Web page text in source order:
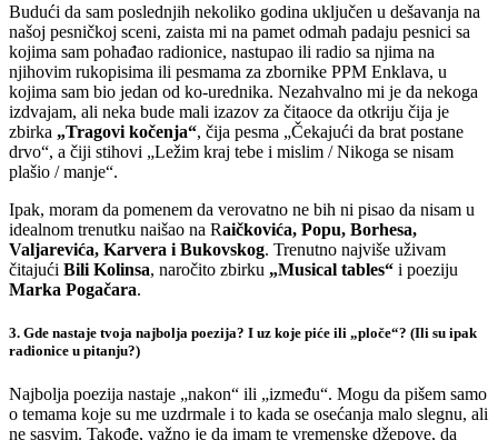
Budući da sam poslednjih nekoliko godina uključen u dešavanja na
našoj pesničkoj sceni, zaista mi na pamet odmah padaju pesnici sa
kojima sam pohađao radionice, nastupao ili radio sa njima na
njihovim rukopisima ili pesmama za zbornike PPM Enklava, u
kojima sam bio jedan od ko-urednika. Nezahvalno mi je da nekoga
izdvajam, ali neka bude mali izazov za čitaoce da otkriju čija je
zbirka „Tragovi kočenja“, čija pesma „Čekajući da brat postane
drvo“, a čiji stihovi „Ležim kraj tebe i mislim / Nikoga se nisam
plašio / manje“.
Ipak, moram da pomenem da verovatno ne bih ni pisao da nisam u
idealnom trenutku naišao na Raičkovića, Popu, Borhesa,
Valjarevića, Karvera i Bukovskog. Trenutno najviše uživam
čitajući Bili Kolinsa, naročito zbirku „Musical tables“ i poeziju
Marka Pogačara.
3. Gde nastaje tvoja najbolja poezija? I uz koje piće ili „ploče“? (Ili su ipak
radionice u pitanju?)
Najbolja poezija nastaje „nakon“ ili „između“. Mogu da pišem samo
o temama koje su me uzdrmale i to kada se osećanja malo slegnu, ali
ne sasvim. Takođe, važno je da imam te vremenske džepove, da